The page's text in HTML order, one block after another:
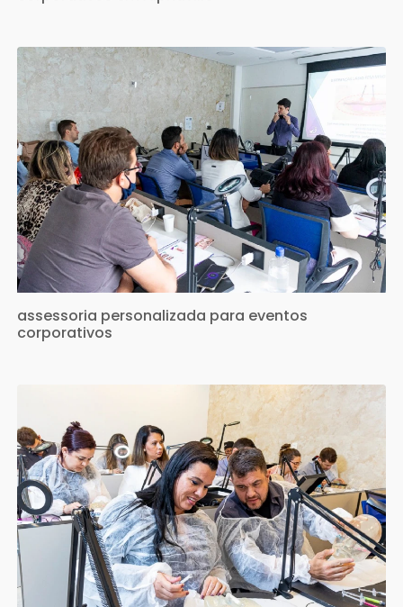
assessoria personalizada para eventos
corporativos